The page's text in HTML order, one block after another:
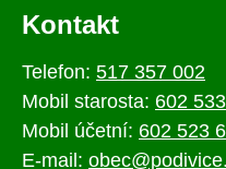
Kontakt
Telefon: 517 357 002
Mobil starosta: 602
Mobil účetní: 602 523
E-mail: